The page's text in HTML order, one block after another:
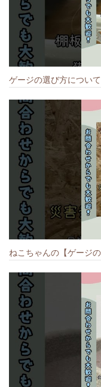
ねこちゃんの【ゲージ